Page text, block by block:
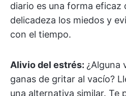
diario es una forma eficaz
delicadeza los miedos y
con el tiempo.
Alivio del estrés: ¿Alguna
ganas de gritar al vacío?
una alternativa similar. Te